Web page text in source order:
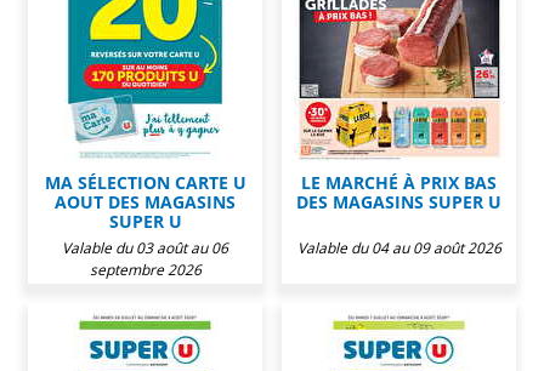
MA SÉLECTION CARTE U
AOUT DES MAGASINS
SUPER U
Valable du 03 août au 06
septembre 2026
LE MARCHÉ À PRIX BAS
DES MAGASINS SUPER U
Valable du 04 au 09 août 2026